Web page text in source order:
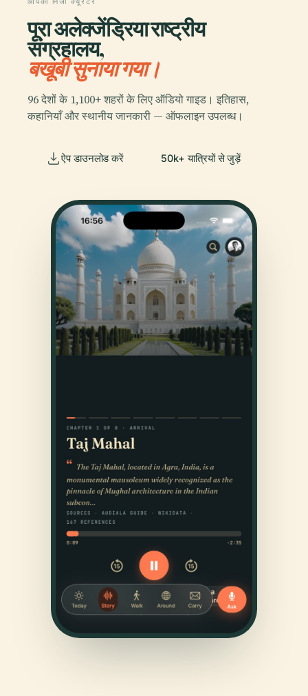
पूरा अलेक्जेंड्रिया राष्ट्रीय
संग्रहालय,
बखूबी सुनाया गया।
96 देशों के 1,100+ शहरों के लिए ऑडियो गाइड। इतिहास,
कहानियाँ और स्थानीय जानकारी — ऑफलाइन उपलब्ध।
ऐप डाउनलोड करें 50k+ यात्रियों से जुड़ें